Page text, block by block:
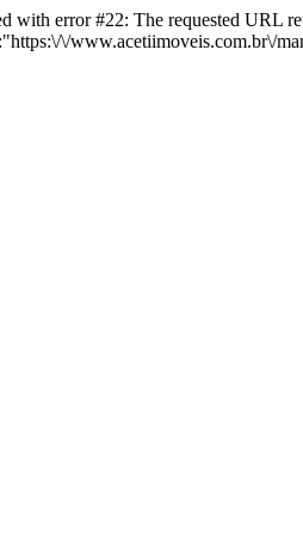
error #22: The requested URL
\/www.acetiimoveis.com.br\/